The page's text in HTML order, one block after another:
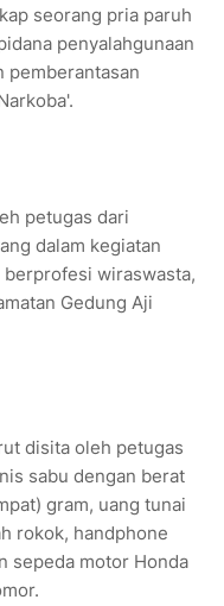
seorang pria paruh
penyalahgunaan
pemberantasan
petugas dari
dalam kegiatan
berprofesi wiraswasta,
Gedung Aji
disita oleh petugas
sabu dengan berat
gram, uang tunai
rokok, handphone
sepeda motor Honda